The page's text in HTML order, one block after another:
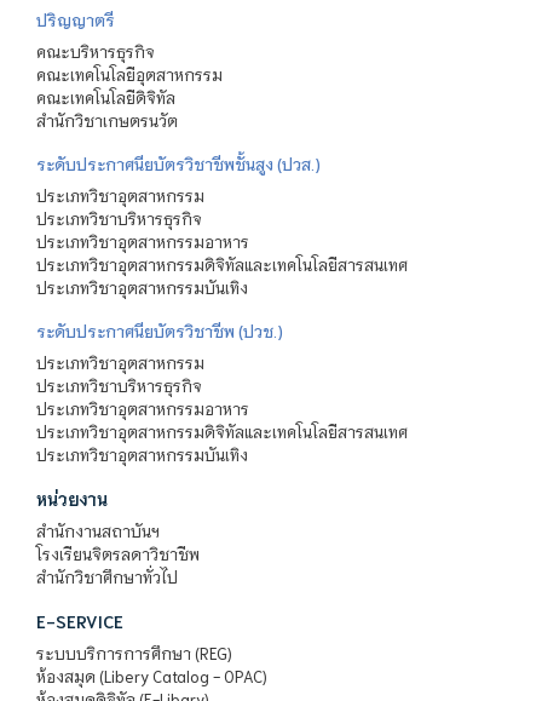
ปริญญาตรี
คณะบริหารธุรกิจ
คณะเทคโนโลยีอุตสาหกรรม
คณะเทคโนโลยีดิจิทัล
สำนักวิชาเกษตรนวัต
ระดับประกาศนียบัตรวิชาชีพชั้นสูง (ปวส.)
ประเภทวิชาอุตสาหกรรม
ประเภทวิชาบริหารธุรกิจ
ประเภทวิชาอุตสาหกรรมอาหาร
ประเภทวิชาอุตสาหกรรมดิจิทัลและเทคโนโลยีสารสนเทศ
ประเภทวิชาอุตสาหกรรมบันเทิง
ระดับประกาศนียบัตรวิชาชีพ (ปวช.)
ประเภทวิชาอุตสาหกรรม
ประเภทวิชาบริหารธุรกิจ
ประเภทวิชาอุตสาหกรรมอาหาร
ประเภทวิชาอุตสาหกรรมดิจิทัลและเทคโนโลยีสารสนเทศ
ประเภทวิชาอุตสาหกรรมบันเทิง
หน่วยงาน
สำนักงานสถาบันฯ
โรงเรียนจิตรลดาวิชาชีพ
สำนักวิชาศึกษาทั่วไป
E-SERVICE
ระบบบริการการศึกษา (REG)
ห้องสมุด (Libery Catalog - OPAC)